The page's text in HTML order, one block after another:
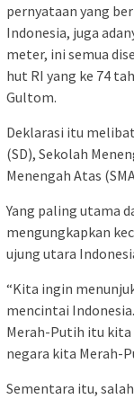
pernyataan yang
Indonesia, juga
meter, ini semua
hut RI yang ke 74
Gultom.
Deklarasi itu
(SD), Sekolah
Menengah Atas
Yang paling utama
mengungkapkan
ujung utara
“Kita ingin
mencintai
Merah-Putih itu kita
negara kita Merah-
Sementara itu,